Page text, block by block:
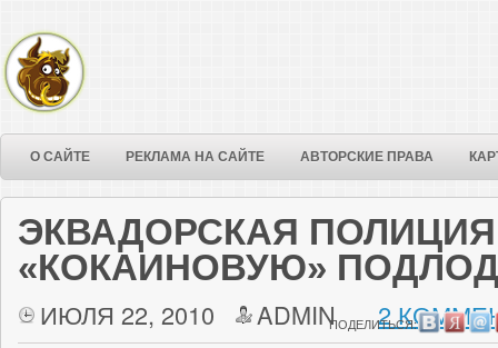
О САЙТЕ РЕКЛАМА НА САЙТЕ АВТОРСКИЕ ПРАВА
ЭКВАДОРСКАЯ
«КОКАИНОВУЮ»
ИЮЛЯ 22, 2010 ADMIN 2
ПОДЕЛИТЬСЯ: